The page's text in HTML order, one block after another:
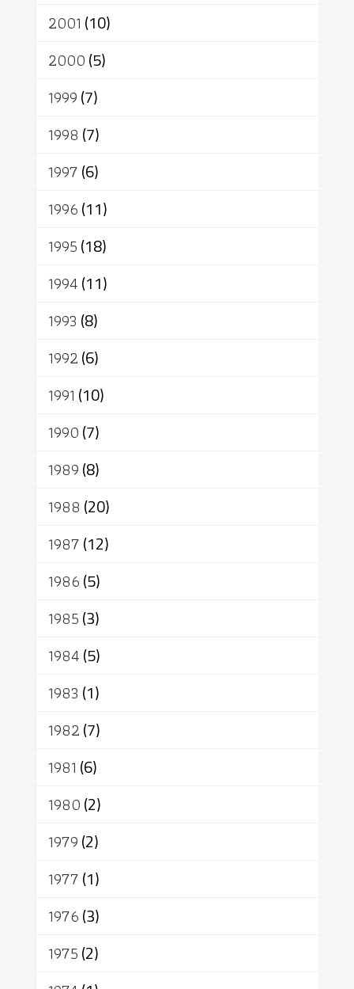
2001 (10)
2000(5)
1999(7)
1998 (7)
1997(6)
1996(11)
1995(18)
1994(11)
1993 (8)
1992(6)
1991 (10)
1990(7)
1989(8)
1988 (20)
1987(12)
1986(5)
1985(3)
1984(5)
1983 (1)
1982(7)
1981 (6)
1980(2)
1979(2)
1977(1)
1976(3)
1975(2)